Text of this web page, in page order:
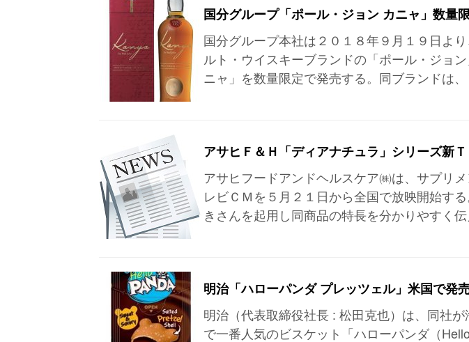
国分グループ「ポール・ジョン カニャ」数量
国分グループ本社は２０１８年９月１９日よ
ルト・ウイスキーブランドの「ポール・ジョ
ニャ」を数量限定で発売する。同ブランドは
アサヒＦ＆Ｈ「ディアナチュラ」シリーズ新
アサヒフードアンドヘルスケア㈱は、サプリ
レビＣＭを５月２１日から全国で放映開始す
きさんを起用し同商品の特長を分かりやすく
明治「ハローパンダ プレッツェル」米国で発
明治（代表取締役社長 : 松田克也）は、同社
で一番人気のビスケット「ハローパンダ（